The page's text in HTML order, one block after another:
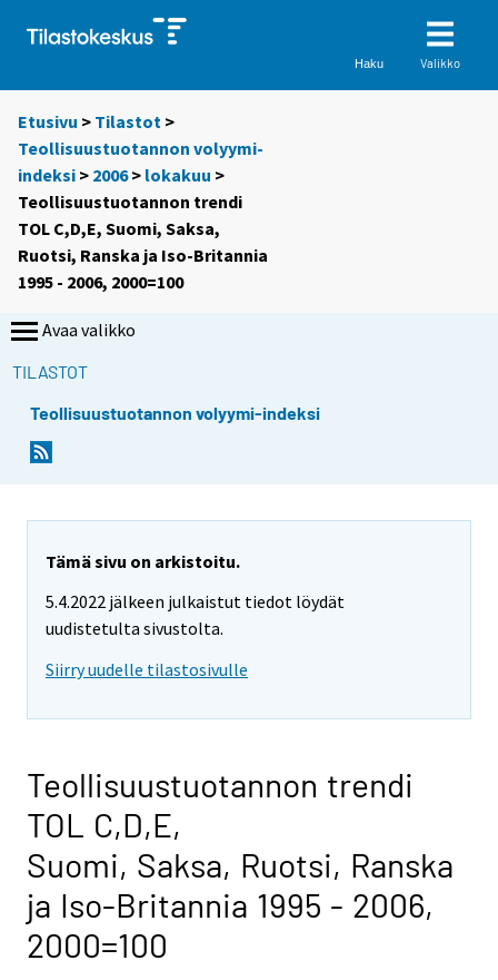
Haku Valikko
Etusivu > Tilastot >
Teollisuustuotannon volyymi-
indeksi > 2006> lokakuu >
Teollisuustuotannon trendi
TOL C,D,E, Suomi, Saksa,
Ruotsi, Ranska ja Iso-Britannia
1995 - 2006, 2000=100
Avaa valikko
TILASTOT
Teollisuustuotannon volyymi-indeksi
Tämä sivu on arkistoitu.
5.4.2022 jälkeen julkaistut tiedot löydät
uudistetulta sivustolta.
Siirry uudelle tilastosivulle
Teollisuustuotannon trendi
TOL C,D,E,
Suomi, Saksa, Ruotsi, Ranska
ja Iso-Britannia 1995 - 2006,
2000=100